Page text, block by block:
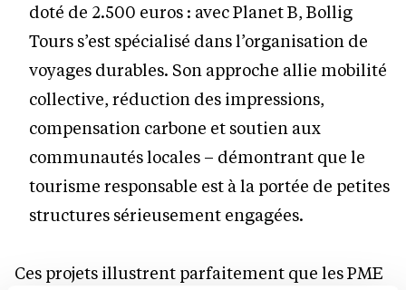
doté de 2.500 euros : avec Planet B, Bollig
Tours s’est spécialisé dans l’organisation de
voyages durables. Son approche allie mobilité
collective, réduction des impressions,
compensation carbone et soutien aux
communautés locales – démontrant que le
tourisme responsable est à la portée de petites
structures sérieusement engagées.
Ces projets illustrent parfaitement que les PME